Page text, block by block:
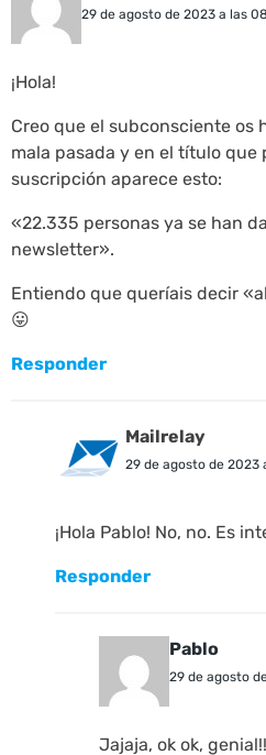
29 de agosto de 2023 a las
¡Hola!
Creo que el subconsciente os
mala pasada y en el título
suscripción aparece esto:
«22.335 personas ya se han
newsletter».
Entiendo que queríais decir
😛
Responder
Mailrelay
29 de agosto de 2023
¡Hola Pablo! No, no. Es
Responder
Pablo
29 de agosto
Jajaja, ok ok,